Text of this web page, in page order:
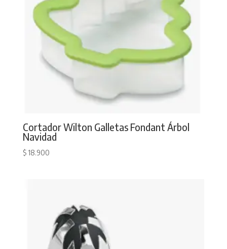
Cortador Wilton Galletas Fondant Árbol
Navidad
$18.900